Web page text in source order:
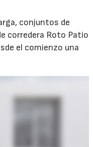
conjuntos de
corredera Roto Patio
el comienzo una